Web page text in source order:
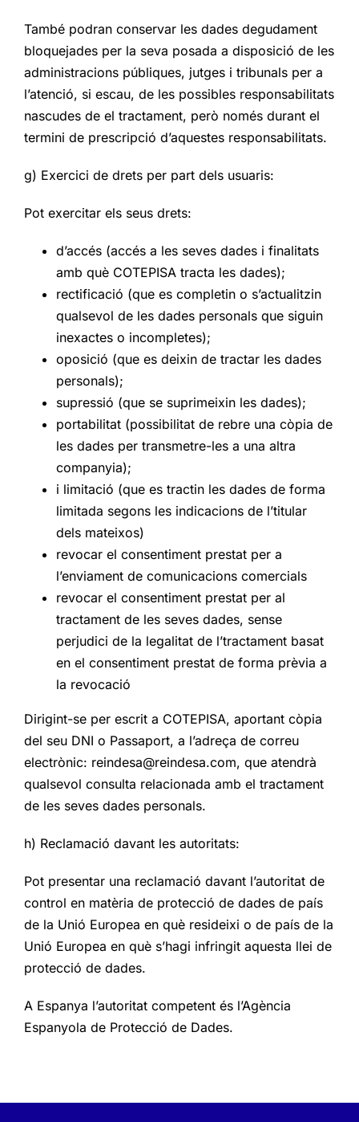
També podran conservar les dades degudament
bloquejades per la seva posada a disposició de les
administracions públiques, jutges i tribunals per a
l’atenció, si escau, de les possibles responsabilitats
nascudes de el tractament, però només durant el
termini de prescripció d’aquestes responsabilitats.
g) Exercici de drets per part dels usuaris:
Pot exercitar els seus drets:
d’accés (accés a les seves dades i finalitats
amb què COTEPISA tracta les dades);
rectificació (que es completin o s’actualitzin
qualsevol de les dades personals que siguin
inexactes o incompletes);
oposició (que es deixin de tractar les dades
personals);
supressió (que se suprimeixin les dades);
portabilitat (possibilitat de rebre una còpia de
les dades per transmetre-les a una altra
companyia);
i limitació (que es tractin les dades de forma
limitada segons les indicacions de l’titular
dels mateixos)
revocar el consentiment prestat per a
l’enviament de comunicacions comercials
revocar el consentiment prestat per al
tractament de les seves dades, sense
perjudici de la legalitat de l’tractament basat
en el consentiment prestat de forma prèvia a
la revocació
Dirigint-se per escrit a COTEPISA, aportant còpia
del seu DNI o Passaport, a l’adreça de correu
electrònic: reindesa@reindesa.com, que atendrà
qualsevol consulta relacionada amb el tractament
de les seves dades personals.
h) Reclamació davant les autoritats:
Pot presentar una reclamació davant l’autoritat de
control en matèria de protecció de dades de país
de la Unió Europea en què resideixi o de país de la
Unió Europea en què s’hagi infringit aquesta llei de
protecció de dades.
A Espanya l’autoritat competent és l’Agència
Espanyola de Protecció de Dades.